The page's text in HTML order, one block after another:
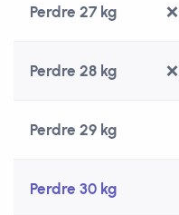
Perdre 27 kg ❌
Perdre 28 kg ❌
Perdre 29 kg
Perdre 30 kg